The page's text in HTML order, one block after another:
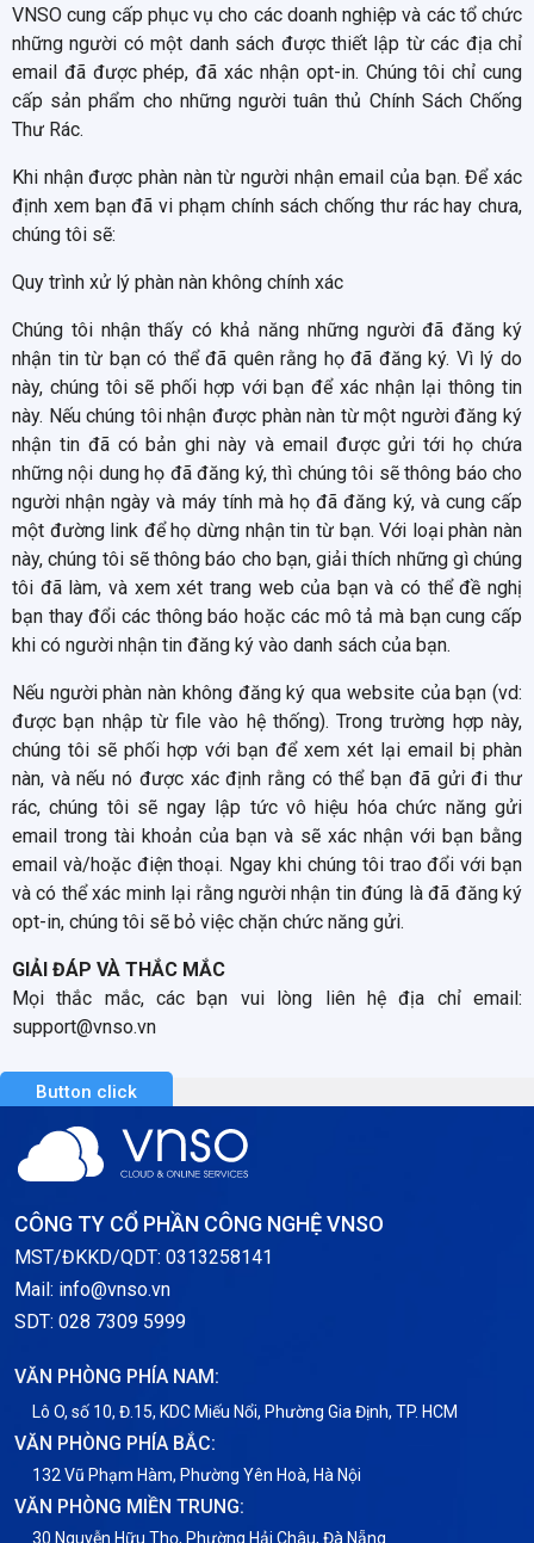
VNSO cung cấp phục vụ cho các doanh nghiệp và các tổ chức
những người có một danh sách được thiết lập từ các địa chỉ
email đã được phép, đã xác nhận opt-in. Chúng tôi chỉ cung
cấp sản phẩm cho những người tuân thủ Chính Sách Chống
Thư Rác.
Khi nhận được phàn nàn từ người nhận email của bạn. Để xác
định xem bạn đã vi phạm chính sách chống thư rác hay chưa,
chúng tôi sẽ:
Quy trình xử lý phàn nàn không chính xác
Chúng tôi nhận thấy có khả năng những người đã đăng ký
nhận tin từ bạn có thể đã quên rằng họ đã đăng ký. Vì lý do
này, chúng tôi sẽ phối hợp với bạn để xác nhận lại thông tin
này. Nếu chúng tôi nhận được phàn nàn từ một người đăng ký
nhận tin đã có bản ghi này và email được gửi tới họ chứa
những nội dung họ đã đăng ký, thì chúng tôi sẽ thông báo cho
người nhận ngày và máy tính mà họ đã đăng ký, và cung cấp
một đường link để họ dừng nhận tin từ bạn. Với loại phàn nàn
này, chúng tôi sẽ thông báo cho bạn, giải thích những gì chúng
tôi đã làm, và xem xét trang web của bạn và có thể đề nghị
bạn thay đổi các thông báo hoặc các mô tả mà bạn cung cấp
khi có người nhận tin đăng ký vào danh sách của bạn.
Nếu người phàn nàn không đăng ký qua website của bạn (vd:
được bạn nhập từ file vào hệ thống). Trong trường hợp này,
chúng tôi sẽ phối hợp với bạn để xem xét lại email bị phàn
nàn, và nếu nó được xác định rằng có thể bạn đã gửi đi thư
rác, chúng tôi sẽ ngay lập tức vô hiệu hóa chức năng gửi
email trong tài khoản của bạn và sẽ xác nhận với bạn bằng
email và/hoặc điện thoại. Ngay khi chúng tôi trao đổi với bạn
và có thể xác minh lại rằng người nhận tin đúng là đã đăng ký
opt-in, chúng tôi sẽ bỏ việc chặn chức năng gửi.
GIẢI ĐÁP VÀ THẮC MẮC
Mọi thắc mắc, các bạn vui lòng liên hệ địa chỉ email:
support@vnso.vn
Button click
CÔNG TY CỔ PHẦN CÔNG NGHỆ VNSO
MST/ĐKKD/QDT: 0313258141
Mail: info@vnso.vn
SDT: 028 7309 5999
VĂN PHÒNG PHÍA NAM:
Lô O, số 10, Đ.15, KDC Miếu Nổi, Phường Gia Định, TP. HCM
VĂN PHÒNG PHÍA BẮC:
132 Vũ Phạm Hàm, Phường Yên Hoà, Hà Nội
VĂN PHÒNG MIỀN TRUNG:
30 Nguyễn Hữu Thọ, Phường Hải Châu, Đà Nẵng